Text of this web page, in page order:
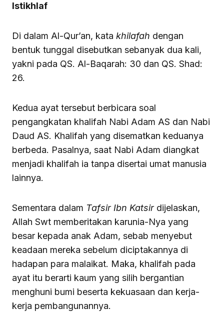
Istikhlaf
Di dalam Al-Qur’an, kata khilafah dengan
bentuk tunggal disebutkan sebanyak dua kali,
yakni pada QS. Al-Baqarah: 30 dan QS. Shad:
26.
Kedua ayat tersebut berbicara soal
pengangkatan khalifah Nabi Adam AS dan Nabi
Daud AS. Khalifah yang disematkan keduanya
berbeda. Pasalnya, saat Nabi Adam diangkat
menjadi khalifah ia tanpa disertai umat manusia
lainnya.
Sementara dalam Tafsir Ibn Katsirdijelaskan,
Allah Swt memberitakan karunia-Nya yang
besar kepada anak Adam, sebab menyebut
keadaan mereka sebelum diciptakannya di
hadapan para malaikat. Maka, khalifah pada
ayat itu berarti kaum yang silih bergantian
menghuni bumi beserta kekuasaan dan kerja-
kerja pembangunannya.